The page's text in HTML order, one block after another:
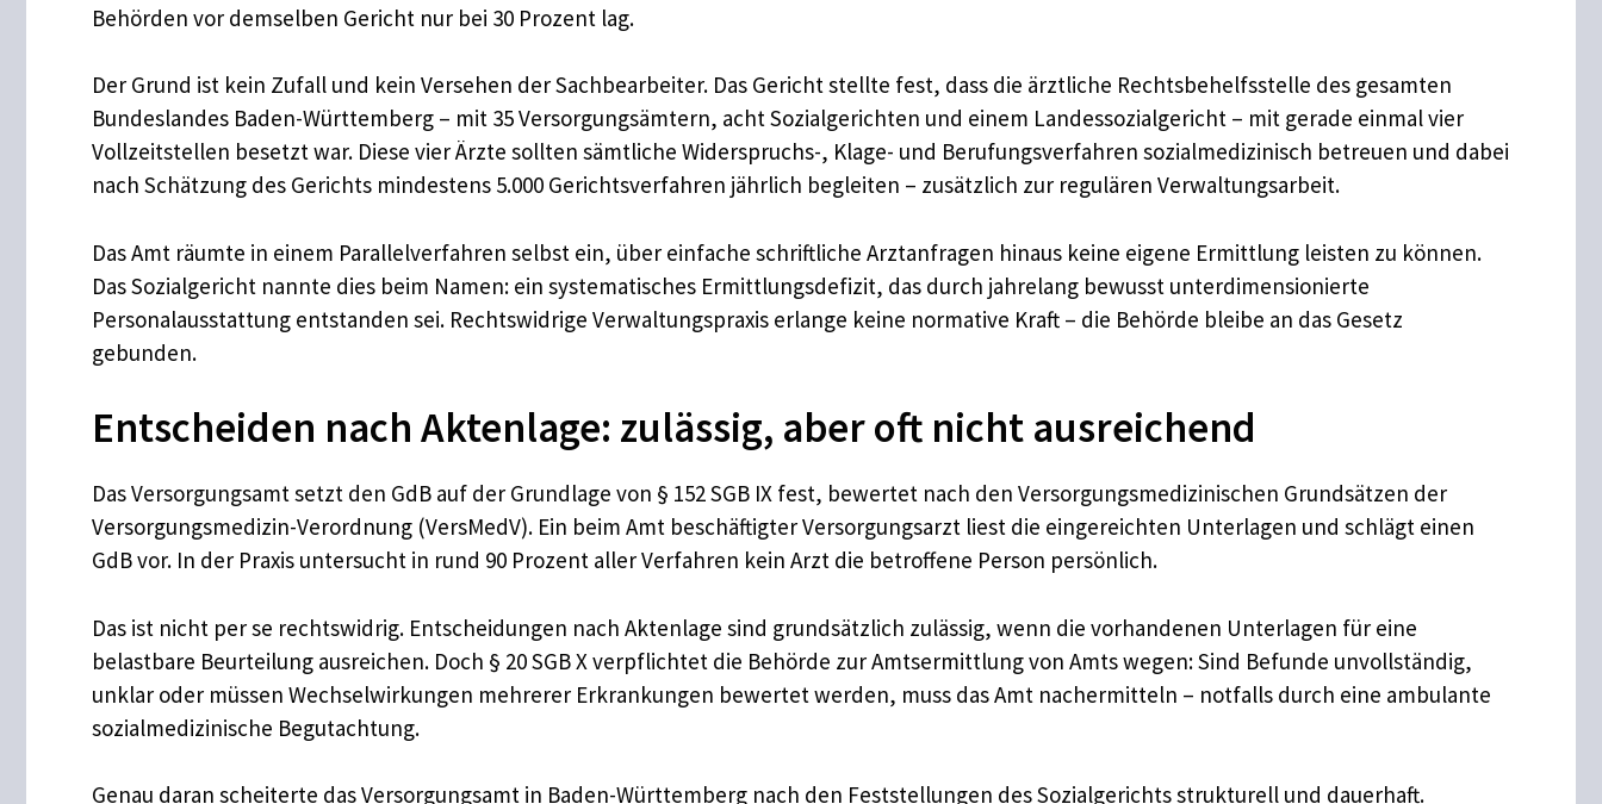
Behörden vor demselben Gericht nur bei 30 Prozent lag.
Der Grund ist kein Zufall und kein Versehen der Sachbearbeiter. Das Gericht stellte fest, dass die ärztliche Rechtsbehelfsstelle des gesamten
Bundeslandes Baden-Württemberg – mit 35 Versorgungsämtern, acht Sozialgerichten und einem Landessozialgericht – mit gerade einmal vier
Vollzeitstellen besetzt war. Diese vier Ärzte sollten sämtliche Widerspruchs-, Klage- und Berufungsverfahren sozialmedizinisch betreuen und dabei
nach Schätzung des Gerichts mindestens 5.000 Gerichtsverfahren jährlich begleiten – zusätzlich zur regulären Verwaltungsarbeit.
Das Amt räumte in einem Parallelverfahren selbst ein, über einfache schriftliche Arztanfragen hinaus keine eigene Ermittlung leisten zu können.
Das Sozialgericht nannte dies beim Namen: ein systematisches Ermittlungsdefizit, das durch jahrelang bewusst unterdimensionierte
Personalausstattung entstanden sei. Rechtswidrige Verwaltungspraxis erlange keine normative Kraft – die Behörde bleibe an das Gesetz
gebunden.
Entscheiden nach Aktenlage: zulässig, aber oft nicht ausreichend
Das Versorgungsamt setzt den GdB auf der Grundlage von § 152 SGB IX fest, bewertet nach den Versorgungsmedizinischen Grundsätzen der
Versorgungsmedizin-Verordnung (VersMedV). Ein beim Amt beschäftigter Versorgungsarzt liest die eingereichten Unterlagen und schlägt einen
GdB vor. In der Praxis untersucht in rund 90 Prozent aller Verfahren kein Arzt die betroffene Person persönlich.
Das ist nicht per se rechtswidrig. Entscheidungen nach Aktenlage sind grundsätzlich zulässig, wenn die vorhandenen Unterlagen für eine
belastbare Beurteilung ausreichen. Doch § 20 SGB X verpflichtet die Behörde zur Amtsermittlung von Amts wegen: Sind Befunde unvollständig,
unklar oder müssen Wechselwirkungen mehrerer Erkrankungen bewertet werden, muss das Amt nachermitteln – notfalls durch eine ambulante
sozialmedizinische Begutachtung.
Genau daran scheiterte das Versorgungsamt in Baden-Württemberg nach den Feststellungen des Sozialgerichts strukturell und dauerhaft.